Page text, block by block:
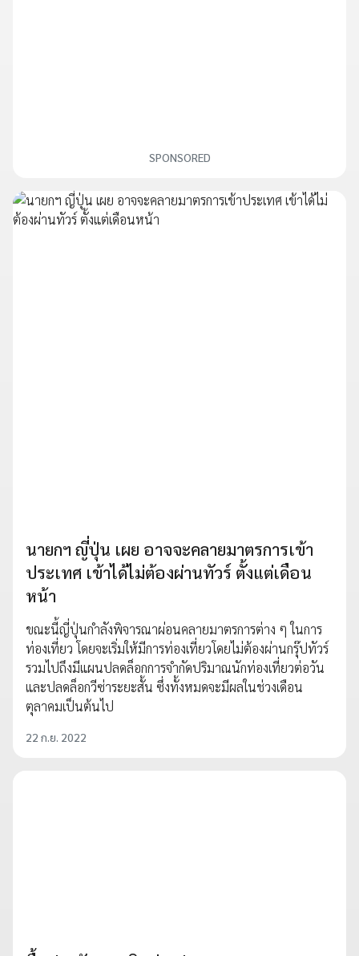
SPONSORED
นายกฯ ญี่ปุ่น เผย อาจจะคลายมาตรการเข้า
ประเทศ เข้าได้ไม่ต้องผ่านทัวร์ ตั้งแต่เดือน
หน้า
ขณะนี้ญี่ปุ่นกำลังพิจารณาผ่อนคลายมาตรการต่าง ๆ ในการ
ท่องเที่ยว โดยจะเริ่มให้มีการท่องเที่ยวโดยไม่ต้องผ่านกรุ๊ปทัวร์
รวมไปถึงมีแผนปลดล็อกการจำกัดปริมาณนักท่องเที่ยวต่อวัน
และปลดล็อกวีซ่าระยะสั้น ซึ่งทั้งหมดจะมีผลในช่วงเดือน
ตุลาคมเป็นต้นไป
22 ก.ย. 2022